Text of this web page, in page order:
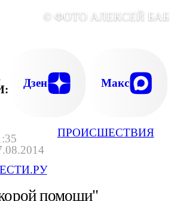
ПРОИСШЕСТВИЯ
© ФОТО АЛЕКСЕЙ
Дзен Макс
помощи"